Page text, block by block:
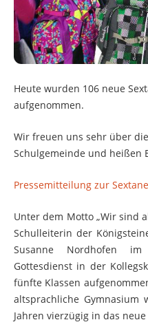
Heute wurden 106 neue
aufgenommen.
Wir freuen uns sehr über
Schulgemeinde und heißen
Pressemitteilung zur
Unter dem Motto „Wir sind
Schulleiterin der
Susanne Nordhofen
Gottesdienst in der
fünfte Klassen
altsprachliche Gymnasium
Jahren vierzügig in das